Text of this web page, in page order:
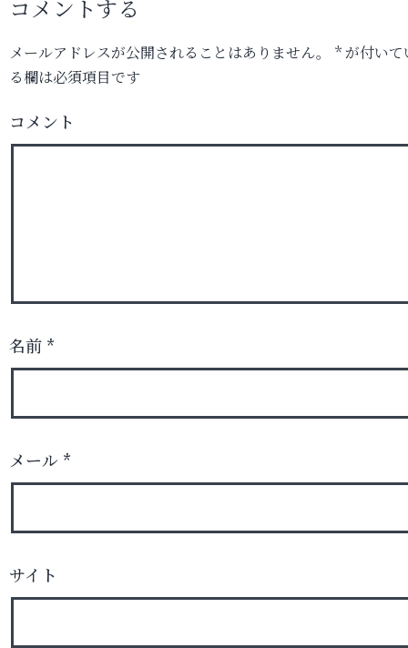
コメントする
メールアドレスが公開されることはありません。 *が付いて
る欄は必須項目です
コメント
名前 *
メール *
サイト